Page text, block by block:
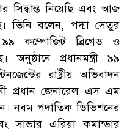
সিদ্ধান্ত নিয়েছি এবং আজ
তিনি বলেন, পদ্মা সেতুর
৯৯ কম্পোজিট ব্রিগেড ও
অনুষ্ঠানে প্রধানমন্ত্রী ৯৯
রাষ্ট্রীয় অভিবাদন
প্রধান জেনারেল এস এম
নবম পদাতিক ডিভিশনের
সাভার এরিয়া কমান্ডার